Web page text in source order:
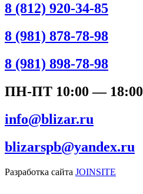
8 (812) 920-34-85
8 (981) 878-78-98
8 (981) 898-78-98
ПН-ПТ 10:00 — 18:00
info@blizar.ru
blizarspb@yandex.ru
Разработка сайта JOINSITE